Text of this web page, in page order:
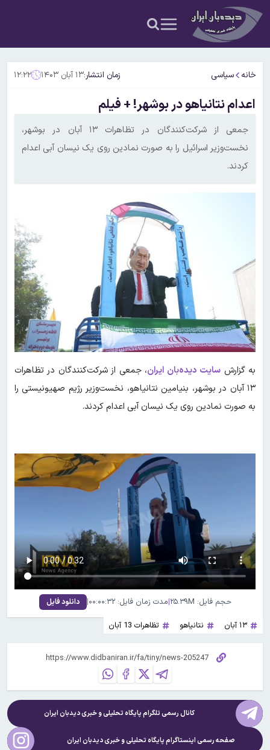
خانه سیاسی زمان انتشار:۱۳ آبان ۱۴۰۳ ۱۲:۲۲
اعدام نتانیاهو در بوشهر! + فیلم
جمعی از شرکت‌کنندگان در تظاهرات ۱۳ آبان در بوشهر،
نخست‌وزیر اسرائیل را به صورت نمادین روی یک نیسان آبی اعدام
کردند.
به گزارش سایت دیده‌بان ایران، جمعی از شرکت‌کنندگان در تظاهرات
۱۳ آبان در بوشهر، بنیامین نتانیاهو، نخست‌وزیر رژیم صهیونیستی را
به صورت نمادین روی یک نیسان آبی اعدام کردند.
حجم فایل: ۲۵.۳۹M |مدت زمان فایل: ۰۰:۰۰:۳۲ | دانلود فایل
۱۳ آبان نتانیاهو تظاهرات 13 آبان
کانال رسمی تلگرام پایگاه تحلیلی و خبریدیدبان ایران
صفحه رسمی اینستاگرام پایگاه تحلیلی و خبریدیدبان ایران